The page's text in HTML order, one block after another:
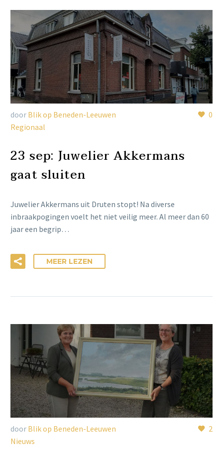
0
door Blik op Beneden-Leeuwen
Regionaal
23 sep: Juwelier Akkermans
gaat sluiten
Juwelier Akkermans uit Druten stopt! Na diverse
inbraakpogingen voelt het niet veilig meer. Al meer dan 60
jaar een begrip…
MEER LEZEN
2
door Blik op Beneden-Leeuwen
Nieuws